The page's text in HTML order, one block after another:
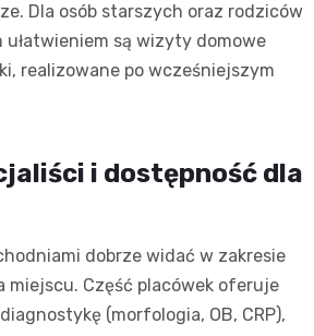
Dla osób starszych oraz rodziców
ułatwieniem są wizyty domowe
realizowane po wcześniejszym
i dostępność dla
dobrze widać w zakresie
miejscu. Część placówek oferuje
(morfologia, OB, CRP),